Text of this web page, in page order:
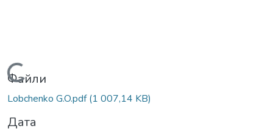
Вантажиться...
Файли
Lobchenko G.O.pdf(1 007,14 KB)
Дата